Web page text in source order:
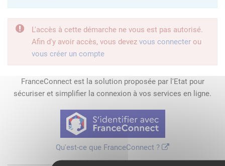
L'accès à cette démarche ne vous est pas autorisé.
Afin d'y avoir accès, vous devez vous connecter ou
vous créer un compte
FranceConnect est la solution proposée par l'Etat pour
sécuriser et simplifier la connexion à vos services en ligne.
Qu'est-ce que FranceConnect ?